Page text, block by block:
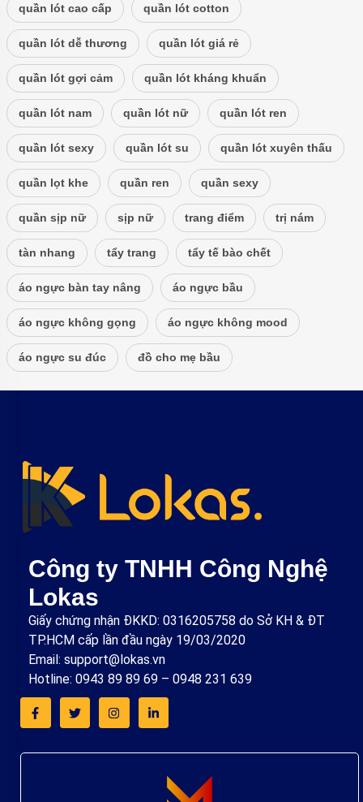
quần lót cao cấp quần lót cotton
quần lót dễ thương quần lót giá rẻ
quần lót gợi cảm quần lót kháng khuẩn
quần lót nam quần lót nữ quần lót ren
quần lót sexy quần lót su quần lót xuyên thấu
quần lọt khe quần ren quần sexy
quần sịp nữ sịp nữ trang điểm trị nám
tàn nhang tẩy trang tẩy tế bào chết
áo ngực bàn tay nâng áo ngực bầu
áo ngực không gọng áo ngực không mood
áo ngực su đúc đồ cho mẹ bầu
Công ty TNHH Công Nghệ
Lokas
Giấy chứng nhận ĐKKD: 0316205758 do Sở KH & ĐT
TP.HCM cấp lần đầu ngày 19/03/2020
Email: support@lokas.vn
Hotline: 0943 89 89 69 – 0948 231 639